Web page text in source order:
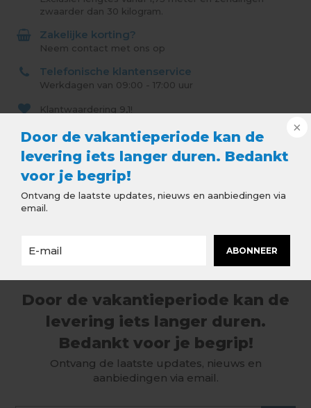
Door de vakantieperiode kan de
levering iets langer duren. Bedankt
voor je begrip!
Ontvang de laatste updates, nieuws en aanbiedingen via
email.
ABONNEER
zwaarder dan 30 kilogram.
Zakelijke korting?
Neem contact met ons op
Telefonische klantenservice
Werkdagen van 09:00 - 17:00 uur
Klantwaardering 9,1!
Beschrijving
Bakgoot Muurbeugel - Met Lip -
Door de vakantieperiode kan de
levering iets langer duren.
Bedankt voor je begrip!
Ontvang de laatste updates, nieuws en
aanbiedingen via email.